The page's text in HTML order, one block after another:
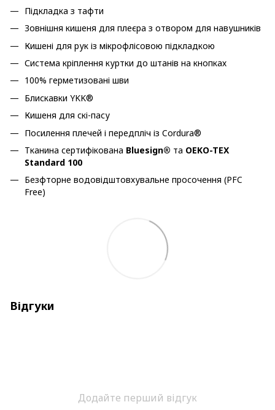
Підкладка з тафти
Зовнішня кишеня для плеєра з отвором для навушників
Кишені для рук із мікрофлісовою підкладкою
Система кріплення куртки до штанів на кнопках
100% герметизовані шви
Блискавки YKK®
Кишеня для скі-пасу
Посилення плечей і передпліч із Cordura®
Тканина сертифікована Bluesign® та OEKO-TEX
Standard 100
Безфторне водовідштовхувальне просочення (PFC
Free)
Відгуки
Додайте перший відгук